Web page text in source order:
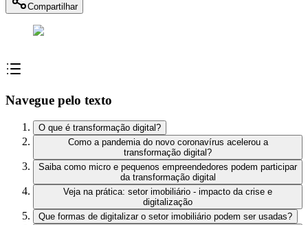
Compartilhar
Navegue pelo texto
O que é transformação digital?
Como a pandemia do novo coronavírus acelerou a
transformação digital?
Saiba como micro e pequenos empreendedores podem participar
da transformação digital
Veja na prática: setor imobiliário - impacto da crise e
digitalização
Que formas de digitalizar o setor imobiliário podem ser usadas?